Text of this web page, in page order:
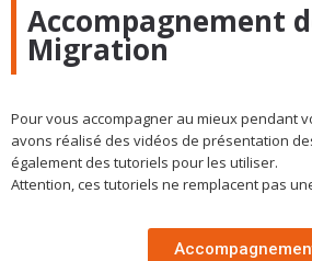
Accompagnement
Migration
Pour vous accompagner au mieux pendant
avons réalisé des vidéos de présentation
également des tutoriels pour les utiliser.
Attention, ces tutoriels ne remplacent pas